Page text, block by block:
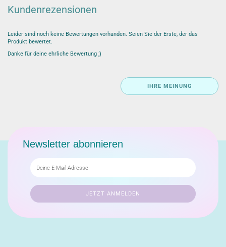
Kundenrezensionen
Leider sind noch keine Bewertungen vorhanden. Seien Sie der Erste, der das
Produkt bewertet.
Danke für deine ehrliche Bewertung ;)
IHRE MEINUNG
Newsletter abonnieren